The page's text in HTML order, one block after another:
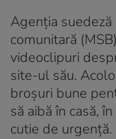
Agenția
comunitară
videoclipuri
site-ul său.
broșuri bune
să aibă în casă,
cutie de urgență.